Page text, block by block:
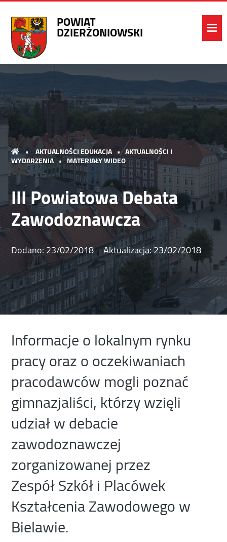
POWIAT
DZIERŻONIOWSKI
• AKTUALNOŚCI EDUKACJA • AKTUALNOŚCI I
WYDARZENIA • MATERIAŁY WIDEO
III Powiatowa Debata
Zawodoznawcza
Dodano:23/02/2018 Aktualizacja:23/02/2018
Informacje o lokalnym rynku
pracy oraz o oczekiwaniach
pracodawców mogli poznać
gimnazjaliści, którzy wzięli
udział w debacie
zawodoznawczej
zorganizowanej przez
Zespół Szkół i Placówek
Kształcenia Zawodowego w
Bielawie.